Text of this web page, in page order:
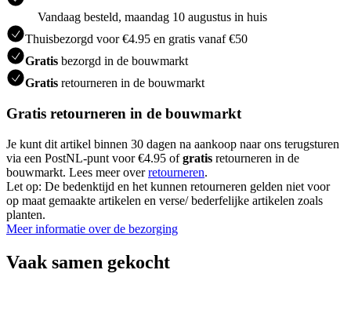
Vandaag besteld, maandag 10 augustus in huis
Thuisbezorgd voor €4.95 en gratis vanaf €50
Gratis bezorgd in de bouwmarkt
Gratis retourneren in de bouwmarkt
Gratis retourneren in de bouwmarkt
Je kunt dit artikel binnen 30 dagen na aankoop naar ons terugsturen
via een PostNL-punt voor €4.95 ofgratis retourneren in de
bouwmarkt. Lees meer overretourneren.
Let op: De bedenktijd en het kunnen retourneren gelden niet voor
op maat gemaakte artikelen en verse/ bederfelijke artikelen zoals
planten.
Meer informatie over de bezorging
Vaak samen gekocht